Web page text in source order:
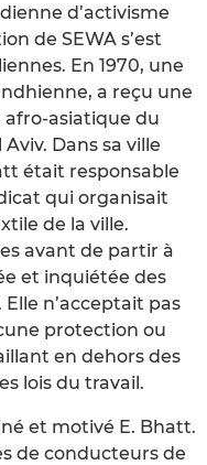
d’activisme
de SEWA s’est
En 1970, une
a reçu une
afro-asiatique du
Dans sa ville
était responsable
qui organisait
de la ville.
avant de partir à
et inquiétée des
n’acceptait pas
protection ou
en dehors des
lois du travail.
et motivé E. Bhatt.
de conducteurs de